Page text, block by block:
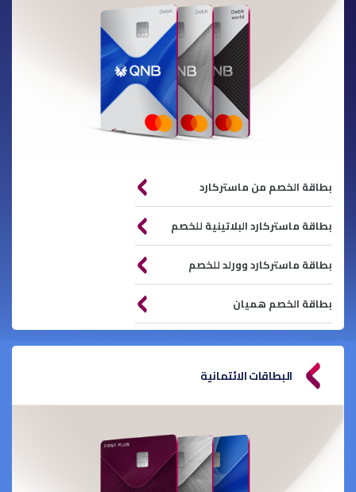
بطاقة الخصم من ماستركارد
بطاقة ماستركارد البلاتينية للخصم
بطاقة ماستركارد وورلد للخصم
بطاقة الخصم هميان
البطاقات الائتمانية